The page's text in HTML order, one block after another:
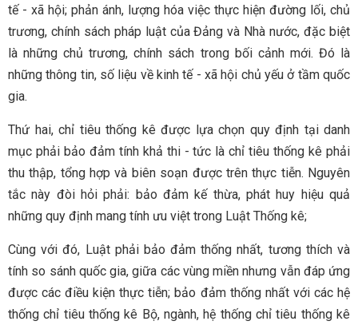
tế - xã hội; phản ánh, lượng hóa việc thực hiện đường lối, chủ
trương, chính sách pháp luật của Đảng và Nhà nước, đặc biệt
là những chủ trương, chính sách trong bối cảnh mới. Đó là
những thông tin, số liệu về kinh tế - xã hội chủ yếu ở tầm quốc
gia.
Thứ hai, chỉ tiêu thống kê được lựa chọn quy định tại danh
mục phải bảo đảm tính khả thi - tức là chỉ tiêu thống kê phải
thu thập, tổng hợp và biên soạn được trên thực tiễn. Nguyên
tắc này đòi hỏi phải: bảo đảm kế thừa, phát huy hiệu quả
những quy định mang tính ưu việt trong Luật Thống kê;
Cùng với đó, Luật phải bảo đảm thống nhất, tương thích và
tính so sánh quốc gia, giữa các vùng miền nhưng vẫn đáp ứng
được các điều kiện thực tiễn; bảo đảm thống nhất với các hệ
thống chỉ tiêu thống kê Bộ, ngành, hệ thống chỉ tiêu thống kê